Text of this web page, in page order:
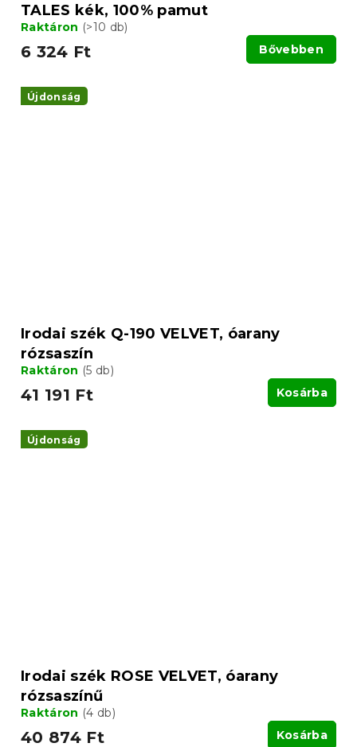
TALES kék, 100% pamut
Raktáron (>10 db)
6 324 Ft Bővebben
Újdonság
Irodai szék Q-190 VELVET, óarany
rózsaszín
Raktáron (5 db)
41 191 Ft Kosárba
Újdonság
Irodai szék ROSE VELVET, óarany
rózsaszínű
Raktáron (4 db)
40 874 Ft Kosárba